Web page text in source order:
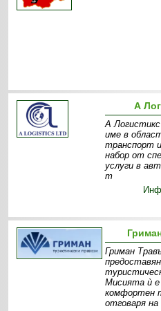
А
А
име в
транспорт
набор от
услуги в
т
Гриман
Мисията ѝ е
комфортен
отговаря